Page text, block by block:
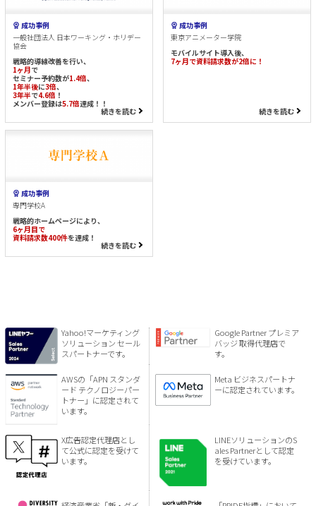
成功事例
一般社団法人 日本ワーキング・ホリデー
協会
戦略的導線改善を行い、
1ヶ月で
セミナー予約数が1.4倍、
1年半後に3倍、
3年半で4.6倍 ！
メンバー登録は5.7倍達成！！
続きを読む
成功事例
東京アニメーター学院
モバイルサイト導入後、
7ヶ月で資料請求数が2倍に！
続きを読む
成功事例
専門学校A
戦略的ホームページにより、
6ヶ月目で
資料請求数400件を達成！
続きを読む
Yahoo!マーケティング
ソリューション セール
スパートナーです。
Google Partner プレミア
バッジ 取得代理店で
す。
AWSの「APN スタンダ
ード テクノロジーパー
トナー」に認定されて
います。
Meta ビジネスパートナ
ーに認定されています。
X広告認定代理店とし
て公式に認定を受けて
います。
LINEソリューションのS
ales Partnerとして認定
を受けています。